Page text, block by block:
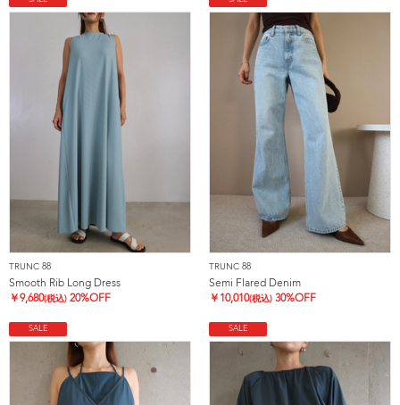
TRUNC 88
Smooth Rib Long Dress
￥9,680(税込) 20%OFF
TRUNC 88
Semi Flared Denim
￥ 10,010(税込) 30%OFF
SALE SALE